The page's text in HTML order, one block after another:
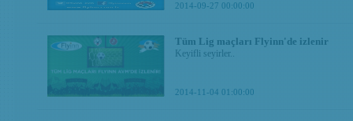
2014-09-27 00:00:00
Tüm Lig maçları Flyinn'de izlenir
Keyifli seyirler..
2014-11-04 01:00:00